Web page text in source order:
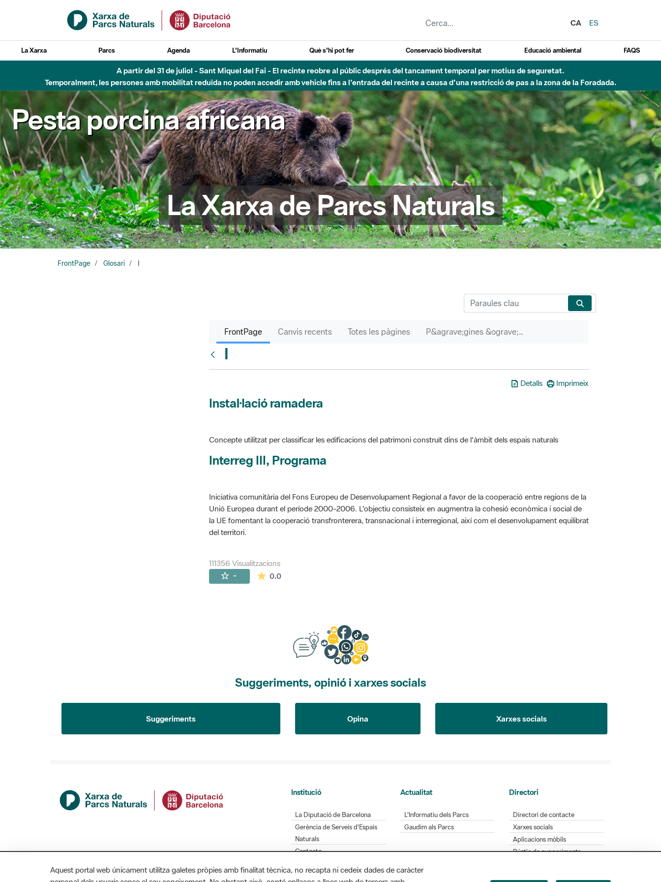
Salta al contingut principal
CA
ES
La Xarxa Parcs Agenda L'Informatiu Què s'hi pot fer Conservació biodiversitat Educació ambiental FAQS
A partir del 31 de juliol - Sant Miquel del Fai - El recinte reobre al públic després del tancament temporal per motius de seguretat.
Temporalment, les persones amb mobilitat reduïda no poden accedir amb vehicle fins a l'entrada del recinte a causa d'una restricció de pas a la zona de la Foradada.
Pesta porcina africana
La Xarxa de Parcs Naturals
FrontPage Glosari
FrontPage Canvis recents Totes les pàgines P&agrave;gines &ograve;rfenes
I
Detalls Imprimeix
Instal·lació ramadera
Concepte utilitzat per classificar les edificacions del patrimoni construït dins de l'àmbit dels espais naturals
Interreg III, Programa
Iniciativa comunitària del Fons Europeu de Desenvolupament Regional a favor de la cooperació entre regions de la
Unió Europea durant el període 2000-2006. L'objectiu consisteix en augmentra la cohesió econòmica i social de
la UE fomentant la cooperació transfronterera, transnacional i interregional, així com el desenvolupament equilibrat
del territori.
111356 Visualitzacions
- 0.0La mitjana de les valoracions és de 0 estrelles de 5.
Suggeriments, opinió i xarxes socials
Suggeriments Opina Xarxes socials
Institució
La Diputació de Barcelona
Gerència de Serveis d'Espais
Naturals
Contacte
Actualitat
L'Informatiu dels Parcs
Gaudim als Parcs
Directori
Directori de contacte
Xarxes socials
Aplicacions mòbils
Bústia de suggeriments
Aquest portal web únicament utilitza galetes pròpies amb finalitat tècnica, no recapta ni cedeix dades de caràcter